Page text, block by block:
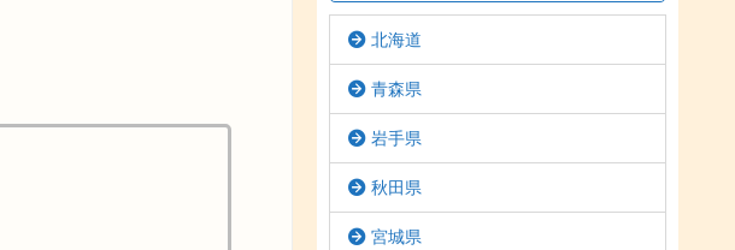
北海道
青森県
岩手県
秋田県
宮城県